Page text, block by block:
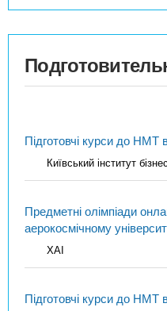
Підготовчі курси до НМТ
Київський інститут
Предметні олімпіади
аерокосмічному
ХАІ
Підготовчі курси до